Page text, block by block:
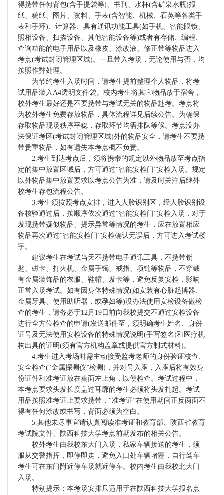
得携带任何背包(含手提袋等)、书刊、水杯(含矿泉水瓶)报
纸、稿纸、图片、资料、手表(含智能、机械、石英等各类手
表和手环)、计算器、具有通讯功能工具(如手机、智能眼镜、
照相设备、扫描设备、其他智能设备等)或者有存储、编程、
查询功能的电子用品以及橡皮、涂改液、修正带等物品进入
考点(考试封闭管理区域)。一旦带入考场，无论使用与否，均
按照作弊处理。
为节约考生入场时间，请考生提前整理个人物品，将考
试用品装入A4透明文件袋。校内考生将其它物品放于宿舍，
校外考生最好还是不要携带与考试无关的物品赴考。考点将
为校外考生免费存放物品，具体流程详见后续公告。为确保
存取物品现场秩序平稳，存取环节均需排队等候。考点没办
法保证考区(考试封闭管理区域)外的物品安全，请考生不要携
带贵重物品，如有遗失本考点概不负责。
2.考生到达考点后，须将携带的规定以外物品放至考点指
定的集中放置区域后，方可通过“智能安检门”安检入场。规定
以外物品集中放置要求以考点公告为准，请及时关注后继外
校考生存包流程公告。
3.考生须按照考点安排，进入人脸识别区，经人脸识别设
备核验通过后，按顺序依次通过“智能安检门”安检入场，对于
发现携带疑似物品、提示异常等情况的考生，应在放置相应
物品再次通过“智能安检门”安检确认无误后，方可进入考试楼
宇。
建议考生在考试当天不携带电子通讯工具，不携带钥
匙、磁卡、打火机、金属手镯、戒指、项链等物品，不穿戴
有金属装饰品的衣服、鞋帽、发卡等，避免反复安检，影响
正常入场考试。如有因身体特殊情况(如安装有心脏起搏器、
金属牙具、使用助听器，或孕妇等)没办法使用安检设备做检
查的考生，请务必于12月19日前向我校提交不通过安检设备
进行全方位检查的申请(发送邮件至，须明确考生姓名、身份
证号及无法使用安检设备的特殊情况说明(手写签名)和医疗机
构出具的证明(须有官方机构盖章或提供官方制式材料)。
4.考生进入考场时需主动接受监考老师的身份验证核查、
安全检查(“金属探测仪”检测)，并对号入座，入座后将有效身
份证件和准考证放在桌面左上角，以便检查。考试过程中，
本考点要求头发长度盖过耳廓的考生必须将头发扎起。考试
用品按照准考证上要求携带，“准考证”在使用期间正反两面不
得有任何涂改或书写，背面必须为空白。
5.其他未尽事宜请认真阅读准考证和教育部、陕西省教育
考试院文件、陕西科技大学考点前期发布的相关公告。
校外考生由我校东大门入场，私家车辆接送的考生，须
服从交警指挥，即停即走，避免入口处车辆堵塞，自行驾车
考生可在东门附近停车场就近停车。校内考生由我校北大门
入场。
特别提示：本考场安排只适用于在陕西科技大学报名点